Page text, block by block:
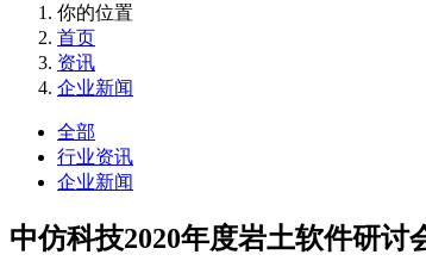
你的位置
首页
资讯
企业新闻
全部
行业资讯
企业新闻
中仿科技2020年度岩土软件研讨